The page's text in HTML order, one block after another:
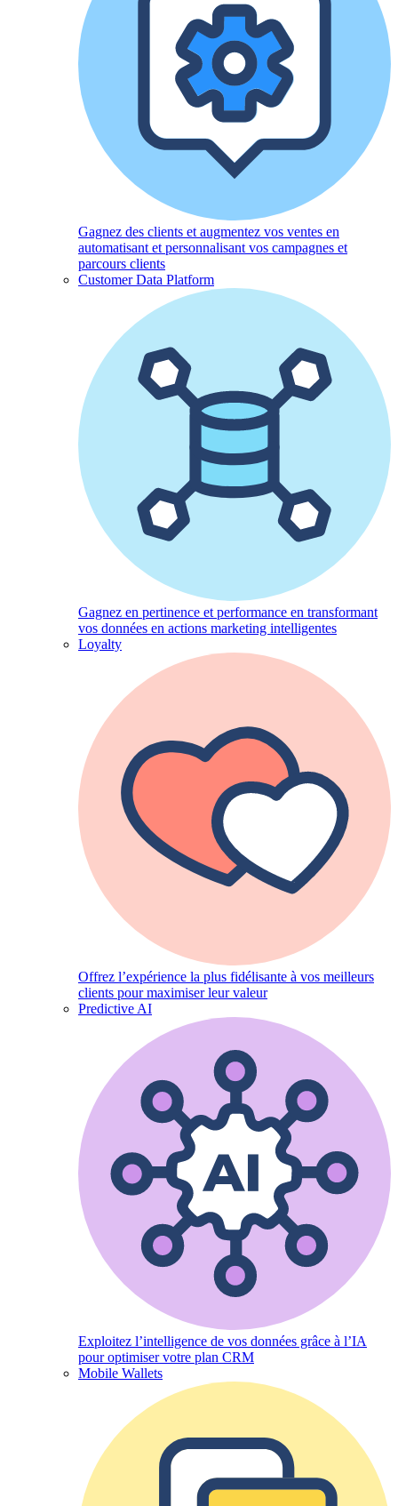
Gagnez des clients et augmentez vos ventes en
automatisant et personnalisant vos campagnes et
parcours clients
Customer Data Platform
Gagnez en pertinence et performance en transformant
vos données en actions marketing intelligentes
Loyalty
Offrez l’expérience la plus fidélisante à vos meilleurs
clients pour maximiser leur valeur
Predictive AI
Exploitez l’intelligence de vos données grâce à l’IA
pour optimiser votre plan CRM
Mobile Wallets